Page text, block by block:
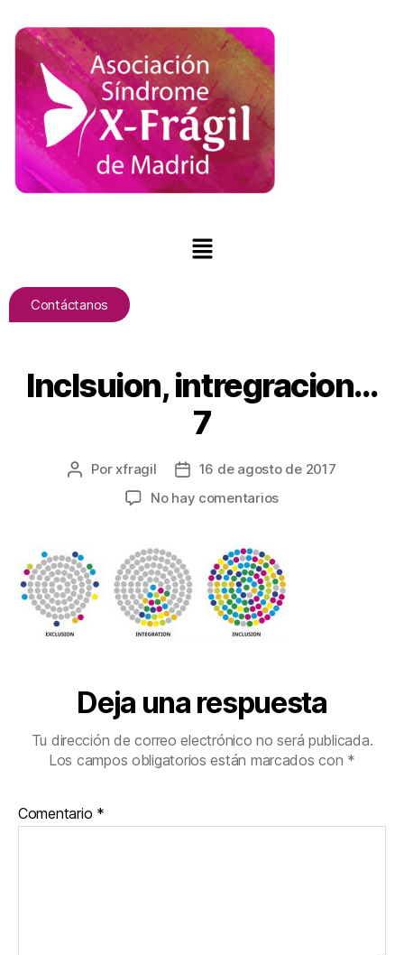
Contáctanos
Inclsuion, intregracion…
7
Porxfragil
16 de agosto de 2017
No hay comentarios
Deja una respuesta
Tu dirección de correo electrónico no será publicada.
Los campos obligatorios están marcados con *
Comentario *